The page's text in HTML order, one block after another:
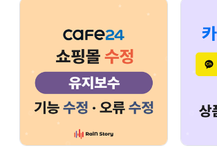
슬라이드, 스크롤 애니메이션 등의
추가 또는 변경
카카오, 네이버 로그인 연동
카카오페이, 네이버페이 연동
그 외 다양한 유지보수 및 기능 오